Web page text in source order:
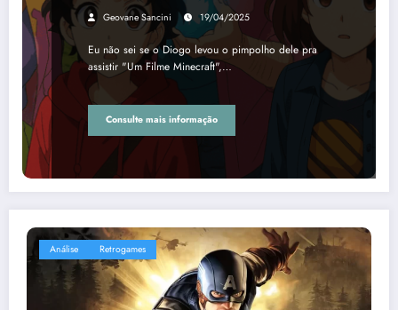
Geovane Sancini 19/04/2025
Eu não sei se o Diogo levou o pimpolho dele pra
assistir "Um Filme Minecraft",…
Consulte mais informação
Análise Retrogames